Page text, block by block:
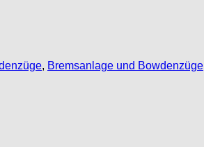
, Bremsanlage und Bowdenzüge